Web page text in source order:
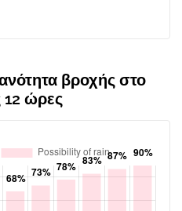
βροχής στο
12 ώρες